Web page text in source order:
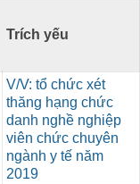
Trích yếu
V/V: tổ chức xét
thăng hạng chức
danh nghề nghiệp
viên chức chuyên
ngành y tế năm
2019